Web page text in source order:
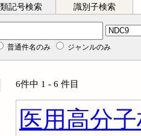
記号検索 識別子検索
普通件名のみ ジャンルのみ
6件中 1 - 6 件目
医用高分